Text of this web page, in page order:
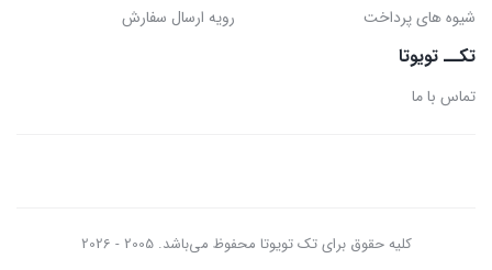
شیوه های پرداخت
رویه ارسال سفارش
تکــ تویوتا
تماس با ما
کلیه حقوق برای تک تویوتا محفوظ می‌باشد. 2005 - 2026